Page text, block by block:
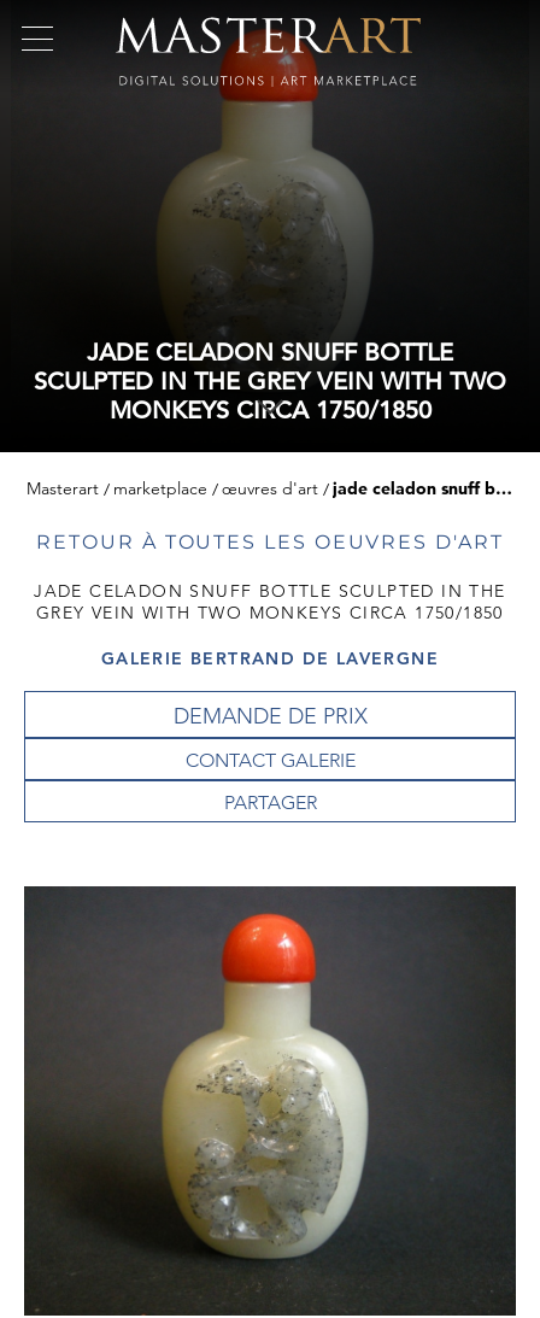
JADE CELADON SNUFF BOTTLE
SCULPTED IN THE GREY VEIN WITH TWO
MONKEYS CIRCA 1750/1850
Masterart marketplace œuvres d'art jade celadon snuff bottle sculpted in the grey vein with two monkeys circa 1750/1850
RETOUR À TOUTES LES OEUVRES D'ART
JADE CELADON SNUFF BOTTLE SCULPTED IN THE
GREY VEIN WITH TWO MONKEYS CIRCA 1750/1850
GALERIE BERTRAND DE LAVERGNE
DEMANDE DE PRIX
CONTACT GALERIE